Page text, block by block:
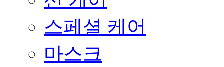
스페셜 케어
마스크